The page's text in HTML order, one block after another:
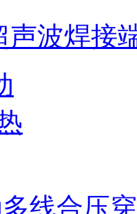
声波焊接
线合压